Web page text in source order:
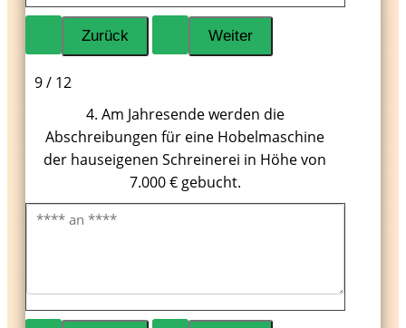
9 / 12
4. Am Jahresende werden die
Abschreibungen für eine Hobelmaschine
der hauseigenen Schreinerei in Höhe von
7.000 € gebucht.